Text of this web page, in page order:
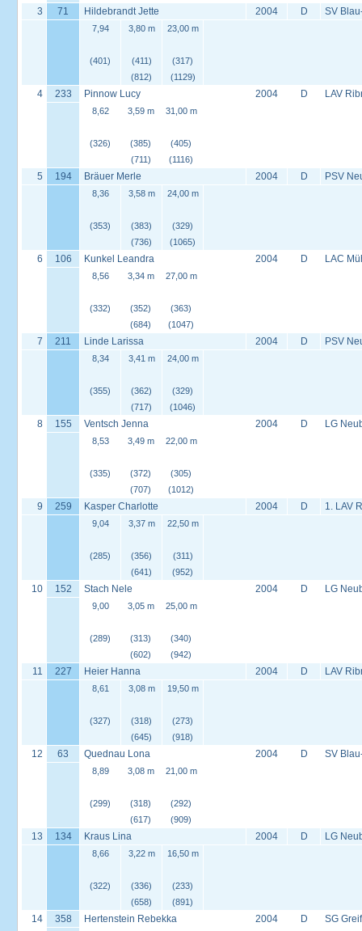
3 71 Hildebrandt Jette 2004 D SV
7,94
(401)
3,80 m
(411)
(812)
23,00 m
(317)
(1129)
4 233 Pinnow Lucy 2004 D LAV
8,62
(326)
3,59 m
(385)
(711)
31,00 m
(405)
(1116)
5 194 Bräuer Merle 2004 D PSV
8,36
(353)
3,58 m
(383)
(736)
24,00 m
(329)
(1065)
6 106 Kunkel Leandra 2004 D LAC
8,56
(332)
3,34 m
(352)
(684)
27,00 m
(363)
(1047)
7 211 Linde Larissa 2004 D PSV
8,34
(355)
3,41 m
(362)
(717)
24,00 m
(329)
(1046)
8 155 Ventsch Jenna 2004 D LG
8,53
(335)
3,49 m
(372)
(707)
22,00 m
(305)
(1012)
9 259 Kasper Charlotte 2004 D 1. LAV
9,04
(285)
3,37 m
(356)
(641)
22,50 m
(311)
(952)
10 152 Stach Nele 2004 D LG
9,00
(289)
3,05 m
(313)
(602)
25,00 m
(340)
(942)
11 227 Heier Hanna 2004 D LAV
8,61
(327)
3,08 m
(318)
(645)
19,50 m
(273)
(918)
12 63 Quednau Lona 2004 D SV
8,89
(299)
3,08 m
(318)
(617)
21,00 m
(292)
(909)
13 134 Kraus Lina 2004 D LG
8,66
(322)
3,22 m
(336)
(658)
16,50 m
(233)
(891)
14 358 Hertenstein Rebekka 2004 D SG